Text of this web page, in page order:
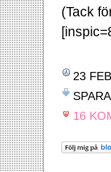
(Tack
23
16